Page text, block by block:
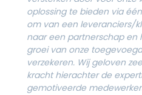
oplossing te bieden via
om van een leveranciers/
naar een partnerschap en
groei van onze
verzekeren. Wij geloven
kracht hierachter de
gemotiveerde